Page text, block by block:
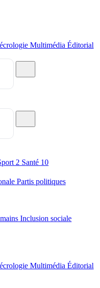
Multimédia Éditorial
2 Santé 10
Partis politiques
Inclusion sociale
Multimédia Éditorial